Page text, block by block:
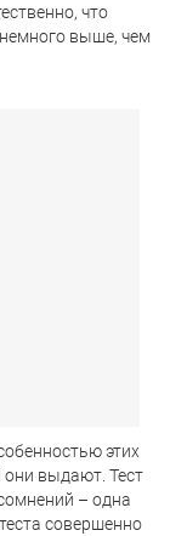
что
выше, чем
этих
они выдают. Тест
– одна
совершенно